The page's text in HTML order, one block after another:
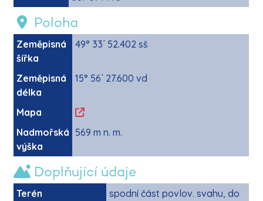
Poloha
Zeměpisná
šířka
49° 33´ 52.402 sš
Zeměpisná
délka
15° 56´ 27.600 vd
Mapa
Nadmořská
výška
569 m n. m.
Doplňující údaje
Terén
spodní část povlov. svahu, do